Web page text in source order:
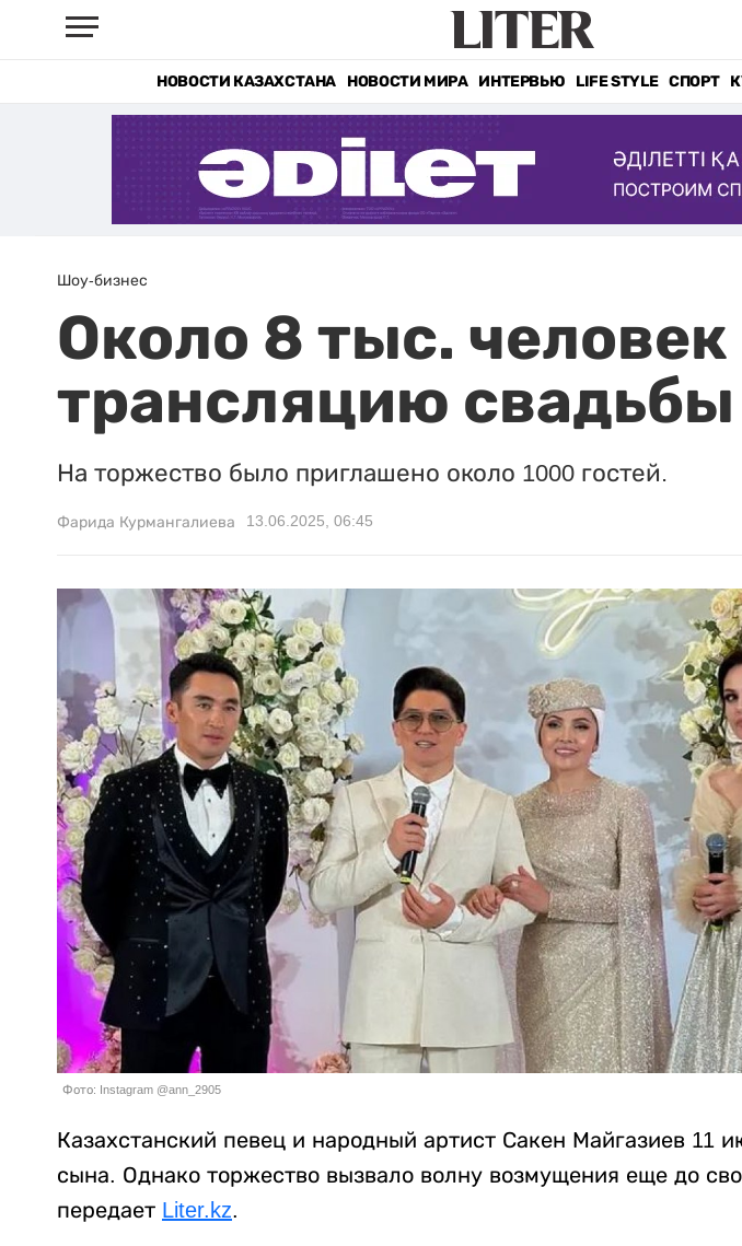
НОВОСТИ КАЗАХСТАНА НОВОСТИ МИРА ИНТЕРВЬЮ LIFE STYLE СПОРТ
Шоу-бизнес
Около 8 тыс.
трансляцию
На торжество было приглашено около 1000 гостей.
Фарида Курмангалиева 13.06.2025, 06:45
Фото: Instagram @ann_2905
Казахстанский певец и народный артист Сакен Майгазиев 11
сына. Однако торжество вызвало волну возмущения еще до
передает Liter.kz.